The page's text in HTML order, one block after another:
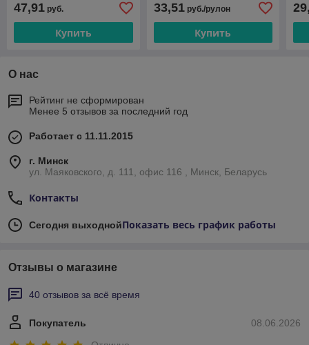
"LOMOND", A4, 50
ЛИСТОВ, 170 Г/М2
0102142, ЦЕНА БЕЗ НДС
47,91 руб.
Купить
33,51руб./рулон
Купить
О нас
Рейтинг не сформирован
Менее 5 отзывов за последний год
Работает с 11.11.2015
г. Минск
ул. Маяковского, д. 111, офис 116 , Минск, Беларусь
Контакты
Сегодня выходнойПоказать весь график работы
Отзывы о магазине
40 отзывов за всё время
08.06.2026
Покупатель